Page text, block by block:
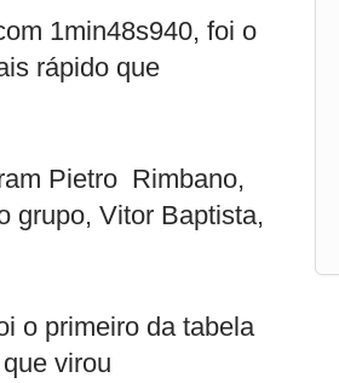
1min48s940, foi o
rápido que
Pietro Rimbano,
grupo, Vitor Baptista,
o primeiro da tabela
virou